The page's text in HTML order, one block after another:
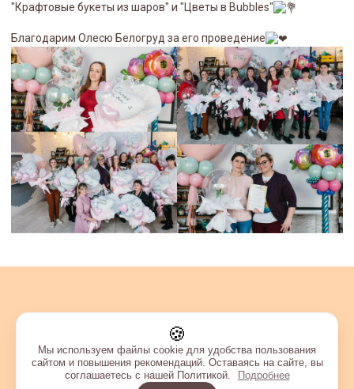
"Крафтовые букеты из шаров" и "Цветы в Bubbles"
Благодарим Олесю Белогруд за его проведение
🍪
Мы используем файлы cookie для удобства пользования
сайтом и повышения рекомендаций. Оставаясь на сайте, вы
соглашаетесь с нашей Политикой.
Подробнее